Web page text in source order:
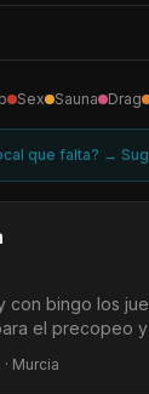
Sex Sauna Drag
que falta? →
con bingo los
el precopeo
relajado.
LGTBIQ+
· Murcia